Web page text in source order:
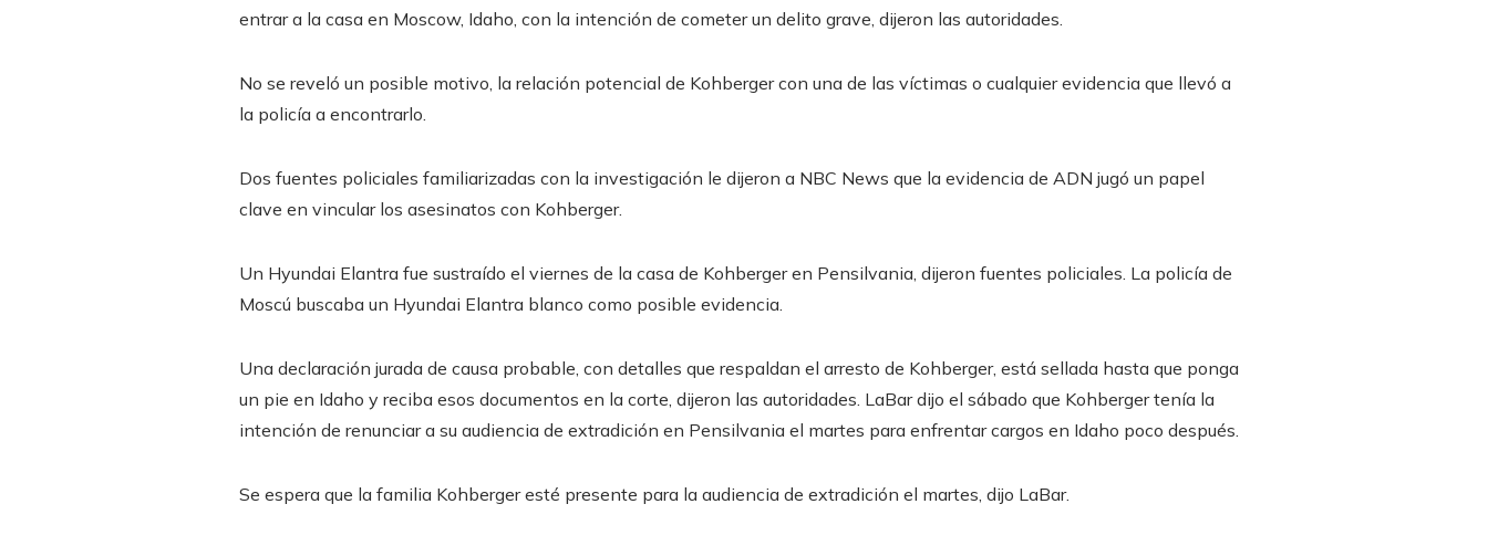
entrar a la casa en Moscow, Idaho, con la intención de cometer un delito grave, dijeron las autoridades.
No se reveló un posible motivo, la relación potencial de Kohberger con una de las víctimas o cualquier evidencia que llevó a
la policía a encontrarlo.
Dos fuentes policiales familiarizadas con la investigación le dijeron a NBC News que la evidencia de ADN jugó un papel
clave en vincular los asesinatos con Kohberger.
Un Hyundai Elantra fue sustraído el viernes de la casa de Kohberger en Pensilvania, dijeron fuentes policiales. La policía de
Moscú buscaba un Hyundai Elantra blanco como posible evidencia.
Una declaración jurada de causa probable, con detalles que respaldan el arresto de Kohberger, está sellada hasta que ponga
un pie en Idaho y reciba esos documentos en la corte, dijeron las autoridades. LaBar dijo el sábado que Kohberger tenía la
intención de renunciar a su audiencia de extradición en Pensilvania el martes para enfrentar cargos en Idaho poco después.
Se espera que la familia Kohberger esté presente para la audiencia de extradición el martes, dijo LaBar.